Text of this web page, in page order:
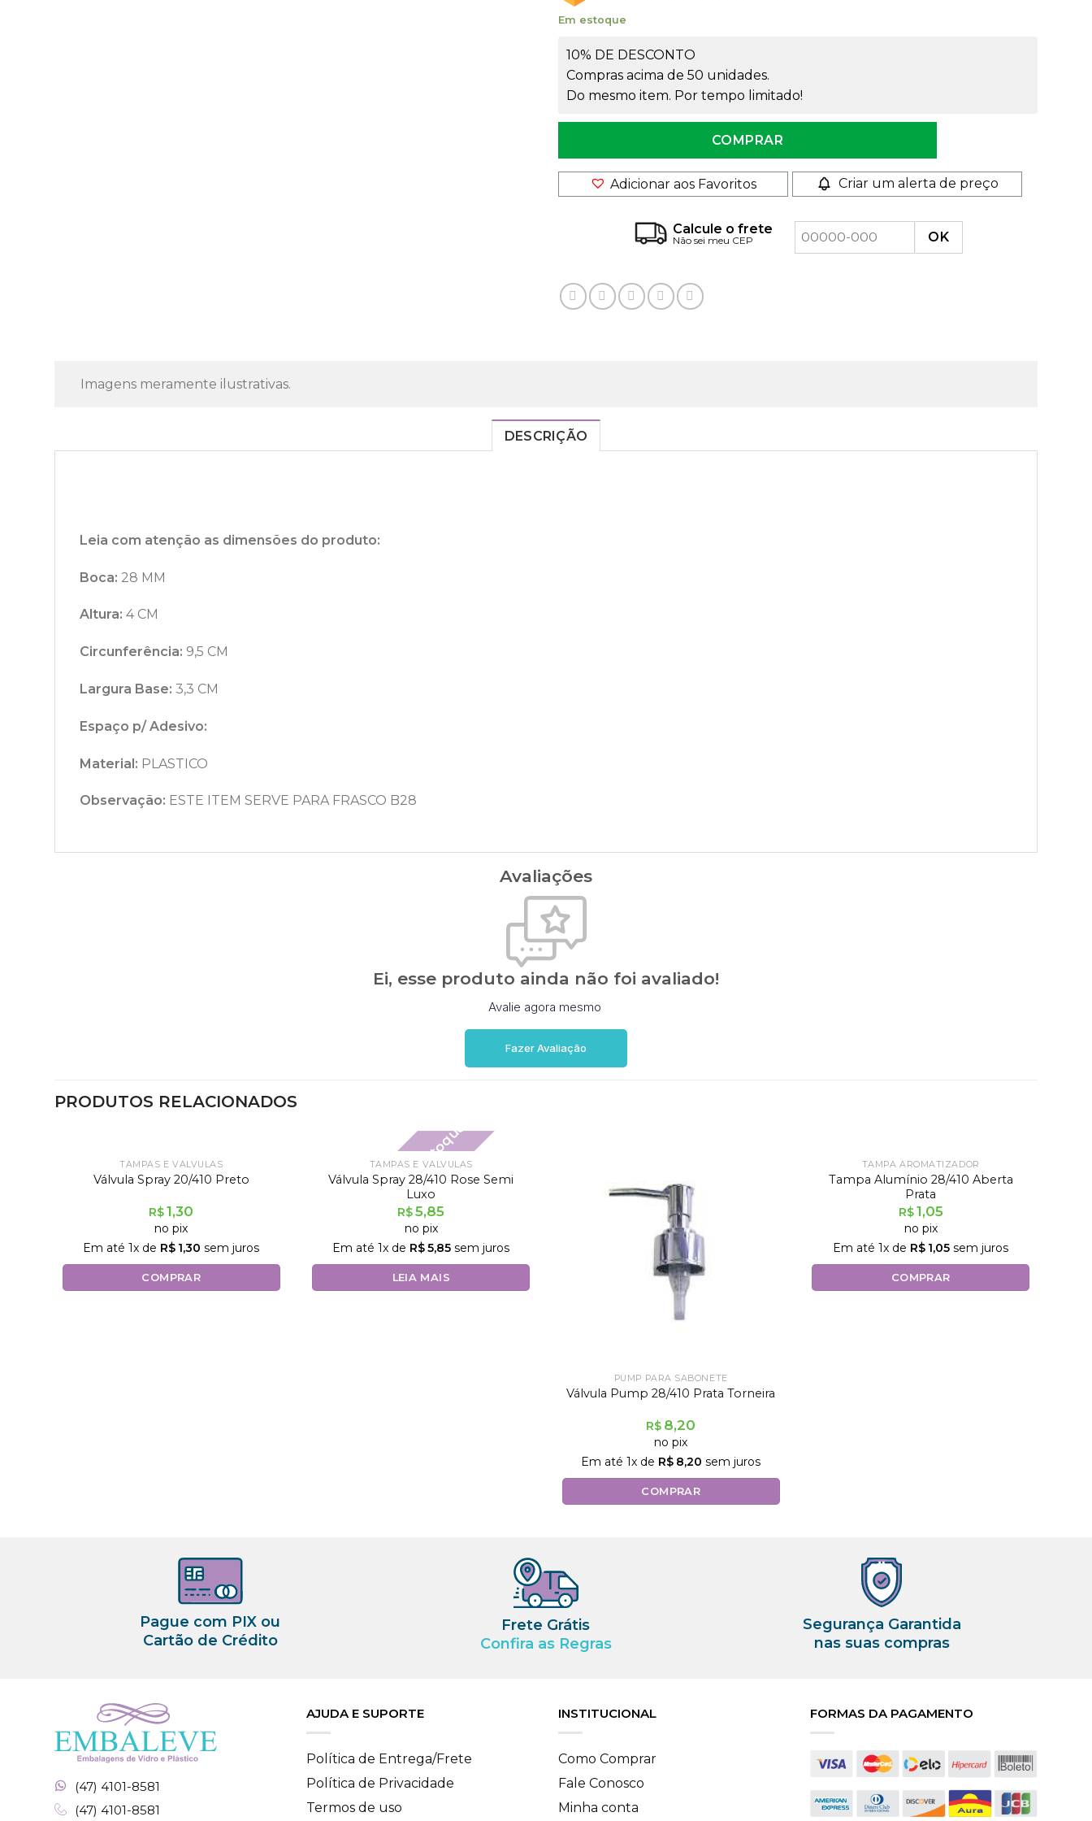
Em estoque
10% DE DESCONTO
Compras acima de 50 unidades.
Do mesmo item. Por tempo limitado!
COMPRAR
Adicionar aos Favoritos Criar um alerta de preço
Calcule o frete
Não sei meu CEP
Imagens meramente ilustrativas.
DESCRIÇÃO
Leia com atenção as dimensões do produto:
Boca: 28 MM
Altura: 4 CM
Circunferência: 9,5 CM
Largura Base: 3,3 CM
Espaço p/ Adesivo:
Material: PLASTICO
Observação: ESTE ITEM SERVE PARA FRASCO B28
Avaliações
Ei, esse produto ainda não foi avaliado!
Avalie agora mesmo
Fazer Avaliação
PRODUTOS RELACIONADOS
TAMPAS E VÁLVULAS
Válvula Spray 20/410 Preto
R$1,30
no pix
Em até1x de R$ 1,30 sem juros
COMPRAR
Fora de estoque
TAMPAS E VÁLVULAS
Válvula Spray 28/410 Rose Semi
Luxo
R$5,85
no pix
Em até1x de R$5,85 sem juros
LEIA MAIS
PUMP PARA SABONETE
Válvula Pump 28/410 Prata Torneira
R$ 8,20
no pix
Em até1x de R$ 8,20 sem juros
COMPRAR
TAMPA AROMATIZADOR
Tampa Alumínio 28/410 Aberta
Prata
R$1,05
no pix
Em até1x de R$ 1,05 sem juros
COMPRAR
Pague com PIX ou
Cartão de Crédito
Frete Grátis
Confira as Regras
Segurança Garantida
nas suas compras
(47) 4101-8581
(47) 4101-8581
AJUDA E SUPORTE
Política de Entrega/Frete
Política de Privacidade
Termos de uso
INSTITUCIONAL
Como Comprar
Fale Conosco
Minha conta
FORMAS DA PAGAMENTO